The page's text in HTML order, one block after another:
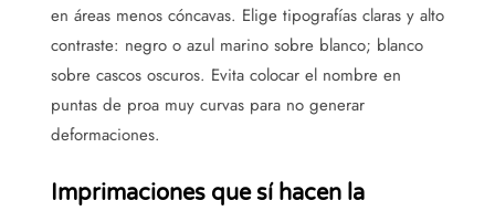
en áreas menos cóncavas. Elige tipografías claras y alto
contraste: negro o azul marino sobre blanco; blanco
sobre cascos oscuros. Evita colocar el nombre en
puntas de proa muy curvas para no generar
deformaciones.
Imprimaciones que sí hacen la